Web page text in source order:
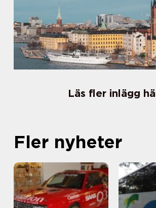
Läs fler inlägg
Fler nyheter